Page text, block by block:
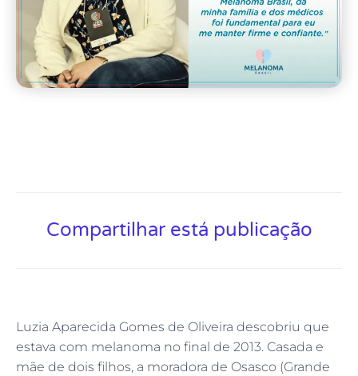
Compartilhar está publicação
Luzia Aparecida Gomes de Oliveira descobriu que
estava com melanoma no final de 2013. Casada e
mãe de dois filhos, a moradora de Osasco (Grande